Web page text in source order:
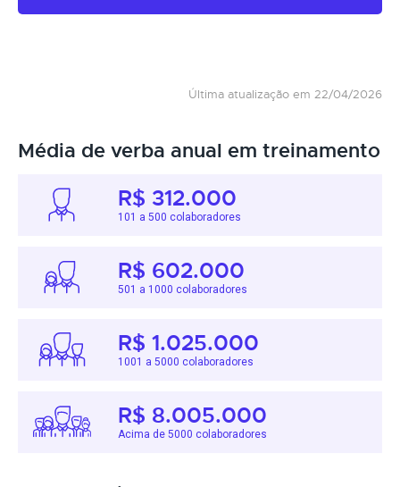
Última atualização em 22/04/2026
Média de verba anual em treinamento
R$ 312.000
101 a 500 colaboradores
R$ 602.000
501 a 1000 colaboradores
R$ 1.025.000
1001 a 5000 colaboradores
R$ 8.005.000
Acima de 5000 colaboradores